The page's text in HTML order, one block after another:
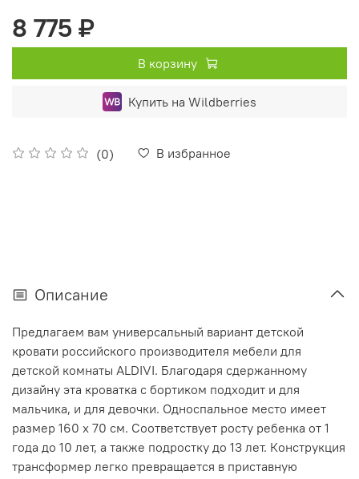
(0) В избранное
8 775 ₽
В корзину
Купить на Wildberries
Описание
Предлагаем вам универсальный вариант детской
кровати российского производителя мебели для
детской комнаты ALDIVI. Благодаря сдержанному
дизайну эта кроватка с бортиком подходит и для
мальчика, и для девочки. Односпальное место имеет
размер 160 x 70 см. Соответствует росту ребенка от 1
года до 10 лет, а также подростку до 13 лет. Конструкция
трансформер легко превращается в приставную